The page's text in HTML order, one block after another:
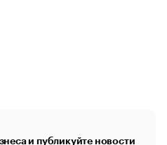
и публикуйте новости